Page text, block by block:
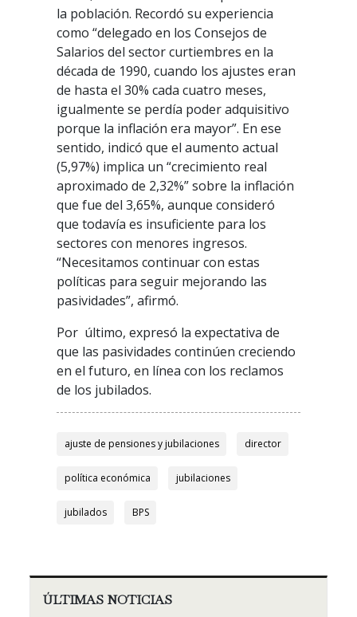
la población. Recordó su experiencia
como “delegado en los Consejos de
Salarios del sector curtiembres en la
década de 1990, cuando los ajustes eran
de hasta el 30% cada cuatro meses,
igualmente se perdía poder adquisitivo
porque la inflación era mayor”. En ese
sentido, indicó que el aumento actual
(5,97%) implica un “crecimiento real
aproximado de 2,32%” sobre la inflación
que fue del 3,65%, aunque consideró
que todavía es insuficiente para los
sectores con menores ingresos.
“Necesitamos continuar con estas
políticas para seguir mejorando las
pasividades”, afirmó.
Por último, expresó la expectativa de
que las pasividades continúen creciendo
en el futuro, en línea con los reclamos
de los jubilados.
ajuste de pensiones y jubilaciones director
política económica jubilaciones
jubilados BPS
ÚLTIMAS NOTICIAS